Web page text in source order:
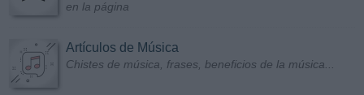
en la página
Artículos de Música
Chistes de música, frases, beneficios de la música...